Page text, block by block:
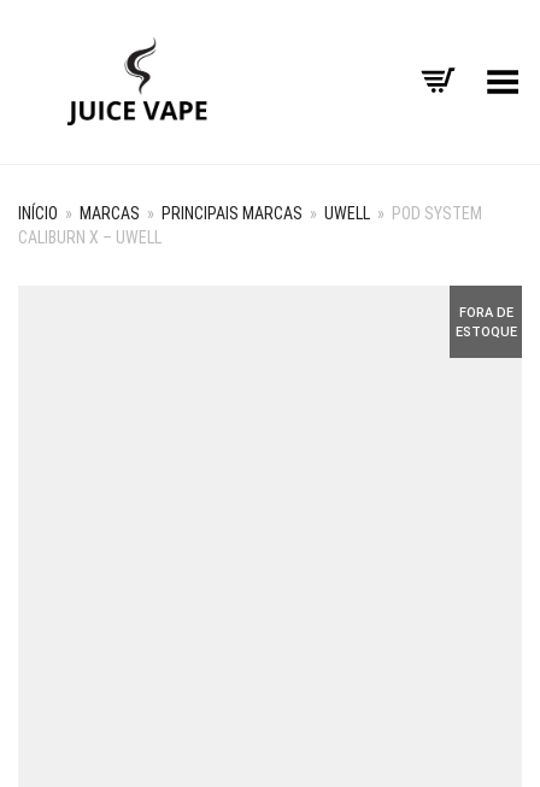
Alternar Menu
INÍCIO » MARCAS » PRINCIPAIS MARCAS » UWELL » POD SYSTEM
CALIBURN X – UWELL
FORA DE
ESTOQUE